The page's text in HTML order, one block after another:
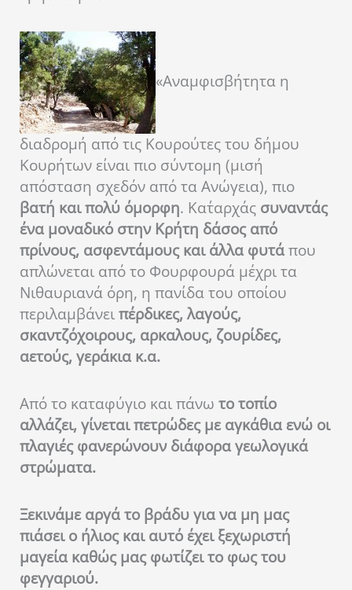
«Αναμφισβήτητα η
διαδρομή από τις Κουρούτες του δήμου
Κουρήτων είναι πιο σύντομη (μισή
απόσταση σχεδόν από τα Ανώγεια), πιο
βατή και πολύ όμορφη. Κατ΄αρχάς συναντάς
ένα μοναδικό στην Κρήτη δάσος από
πρίνους, ασφεντάμους και άλλα φυτάπου
απλώνεται από το Φουρφουρά μέχρι τα
Νιθαυριανά όρη, η πανίδα του οποίου
περιλαμβάνειπέρδικες, λαγούς,
σκαντζόχοιρους, αρκαλους, ζουρίδες,
αετούς, γεράκια κ.α.
Από το καταφύγιο και πάνω το τοπίο
αλλάζει, γίνεται πετρώδες με αγκάθια ενώ οι
πλαγιές φανερώνουν διάφορα γεωλογικά
στρώματα.
Ξεκινάμε αργά το βράδυ για να μη μας
πιάσει ο ήλιος και αυτό έχει ξεχωριστή
μαγεία καθώς μας φωτίζει το φως του
φεγγαριού.